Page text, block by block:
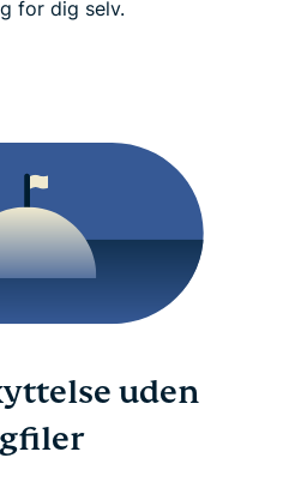
for dig selv.
uden